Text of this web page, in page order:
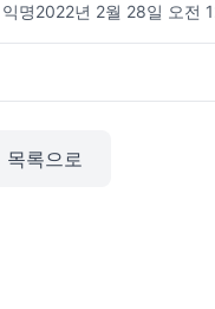
익명2022년 2월 28일 오전
목록으로